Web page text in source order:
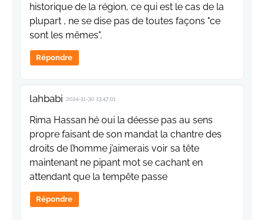
historique de la région, ce qui est le cas de la
plupart , ne se dise pas de toutes façons "ce
sont les mêmes".
Répondre
lahbabi 2024-11-30 13:47:01
Rima Hassan hé oui la déesse pas au sens
propre faisant de son mandat la chantre des
droits de l’homme j’aimerais voir sa tête
maintenant ne pipant mot se cachant en
attendant que la tempête passe
Répondre